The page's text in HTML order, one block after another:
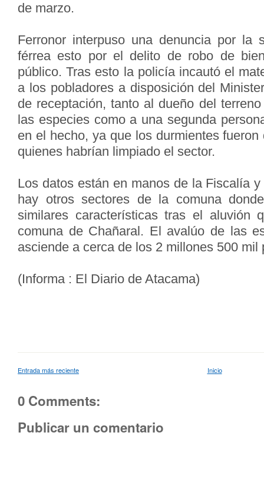
de marzo.
Ferronor interpuso una denuncia por la
férrea esto por el delito de robo de
público. Tras esto la policía incautó el
a los pobladores a disposición del
de receptación, tanto al dueño del
las especies como a una segunda
en el hecho, ya que los durmientes
quienes habrían limpiado el sector.
Los datos están en manos de la Fiscalía
hay otros sectores de la comuna
similares características tras el aluvión
comuna de Chañaral. El avalúo de las
asciende a cerca de los 2 millones 500 mil
(Informa : El Diario de Atacama)
Entrada más reciente Inicio
0 Comments:
Publicar un comentario